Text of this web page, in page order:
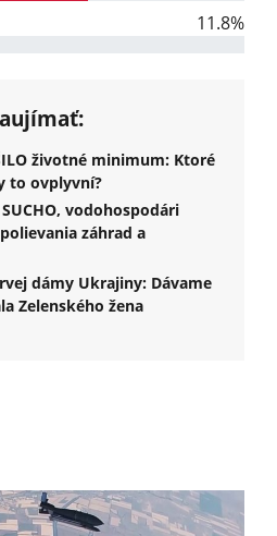
11.8%
životné minimum: Ktoré
to ovplyvní?
vodohospodári
záhrad a
dámy Ukrajiny: Dávame
Zelenského žena